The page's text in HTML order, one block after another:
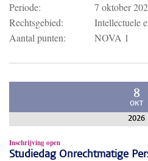
Periode:
7 oktober
Rechtsgebied:
Intellectuele
Aantal punten:
NOVA 1
8
OKT
2026
Inschrijving open
Studiedag Onrechtmatige